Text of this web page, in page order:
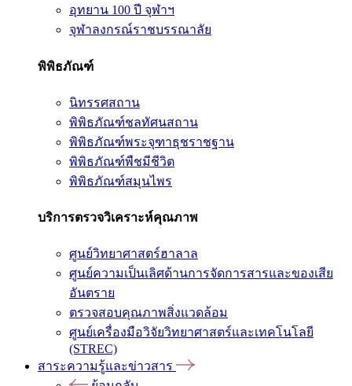
อุทยาน 100 ปี จุฬาฯ
จุฬาลงกรณ์ราชบรรณาลัย
พิพิธภัณฑ์
นิทรรศสถาน
พิพิธภัณฑ์ชลทัศนสถาน
พิพิธภัณฑ์พระจุฑาธุชราชฐาน
พิพิธภัณฑ์พืชมีชีวิต
พิพิธภัณฑ์สมุนไพร
บริการตรวจวิเคราะห์คุณภาพ
ศูนย์วิทยาศาสตร์ฮาลาล
ศูนย์ความเป็นเลิศด้านการจัดการสารและของเสีย
อันตราย
ตรวจสอบคุณภาพสิ่งแวดล้อม
ศูนย์เครื่องมือวิจัยวิทยาศาสตร์และเทคโนโลยี
(STREC)
สาระความรู้และข่าวสาร